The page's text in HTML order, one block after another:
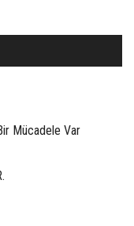
Mücadele Var